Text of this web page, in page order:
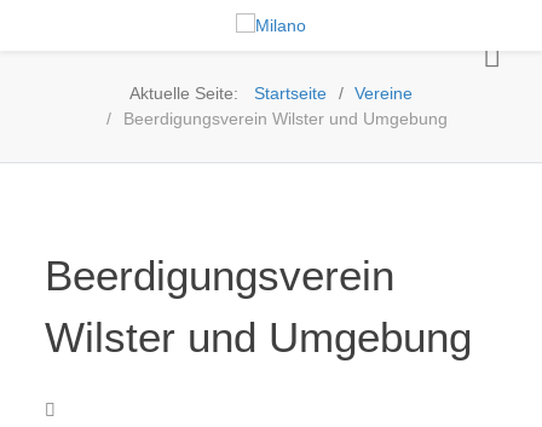
Aktuelle Seite: Startseite
Vereine
Beerdigungsverein Wilster und Umgebung
Beerdigungsverein
Wilster und Umgebung